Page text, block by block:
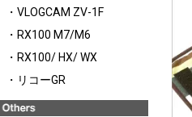
・VLOGCAM ZV-1F
・RX100 M7/M6
・RX100/ HX/ WX
・リコーGR